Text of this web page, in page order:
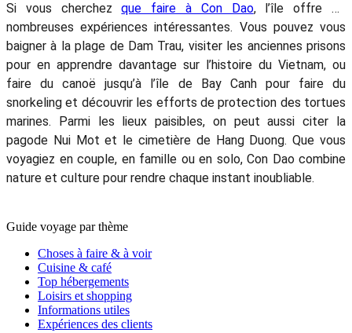
Si vous cherchezque faire à Con Dao, l’île offre de
nombreuses expériences intéressantes. Vous pouvez vous
baigner à la plage de Dam Trau, visiter les anciennes prisons
pour en apprendre davantage sur l’histoire du Vietnam, ou
faire du canoë jusqu’à l’île de Bay Canh pour faire du
snorkeling et découvrir les efforts de protection des tortues
marines. Parmi les lieux paisibles, on peut aussi citer la
pagode Nui Mot et le cimetière de Hang Duong. Que vous
voyagiez en couple, en famille ou en solo, Con Dao combine
nature et culture pour rendre chaque instant inoubliable.
Guide voyage par thème
Choses à faire & à voir
Cuisine & café
Top hébergements
Loisirs et shopping
Informations utiles
Expériences des clients